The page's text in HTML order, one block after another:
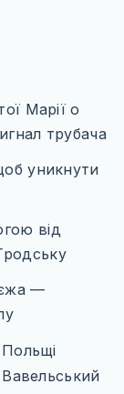
Марії о
трубача
уникнути
від
—